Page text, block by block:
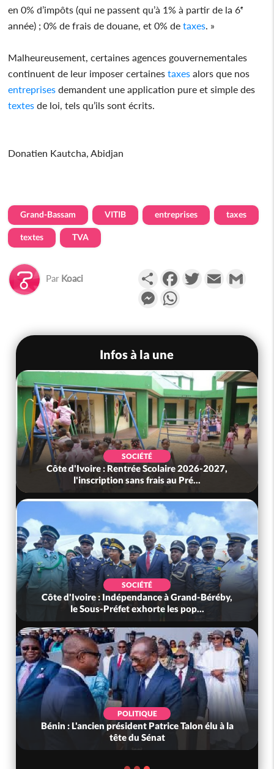
en 0% d’impôts (qui ne passent qu’à 1% à partir de la 6ᵉ
année) ; 0% de frais de douane, et 0% detaxes . »
Malheureusement, certaines agences gouvernementales
continuent de leur imposer certainestaxes alors que nos
entreprises demandent une application pure et simple des
textes de loi, tels qu’ils sont écrits.
Donatien Kautcha, Abidjan
Grand-Bassam VITIB entreprises taxes
textes TVA
Par Koaci PartagerFacebookTwitterEmail
Messenger
Infos à la une
SOCIÉTÉ
Côte d'Ivoire : Rentrée Scolaire 2026-2027,
l'inscription sans frais au Pré...
SOCIÉTÉ
Côte d'Ivoire : Indépendance à Grand-Béréby,
le Sous-Préfet exhorte les pop...
POLITIQUE
Bénin : L'ancien président Patrice Talon élu à la
tête du Sénat